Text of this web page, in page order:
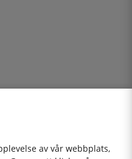
av vår webbplats,